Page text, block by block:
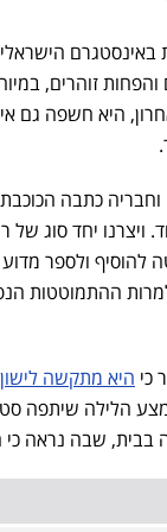
זוהרים,
היא חשפה
כתבה
יחד סוג
ולספר
ההתמוטטות
כי היא מתקשה לישון
הלילה שיתפה
בבית, שבה נראה